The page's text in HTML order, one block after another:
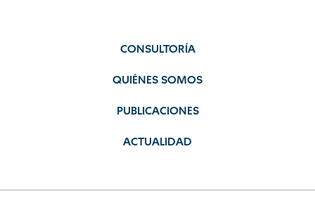
CONSULTORÍA
QUIÉNES SOMOS
PUBLICACIONES
ACTUALIDAD